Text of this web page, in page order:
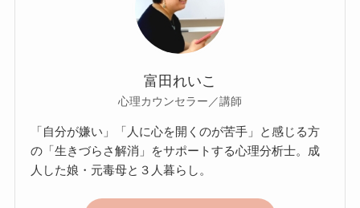
富田れいこ
心理カウンセラー／講師
「自分が嫌い」「人に心を開くのが苦手」と感じる方
の「生きづらさ解消」をサポートする心理分析士。成
人した娘・元毒母と３人暮らし。